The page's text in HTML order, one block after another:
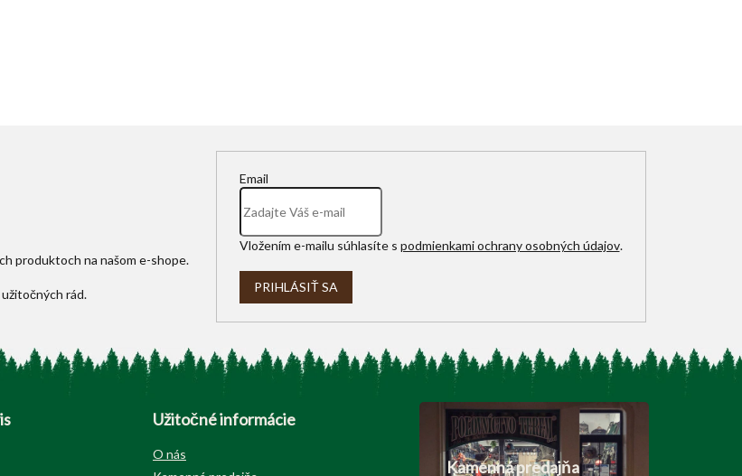
produktoch na našom e-shope.
Email
Vložením e-mailu súhlasíte s podmienkami ochrany osobných údajov.
PRIHLÁSIŤ SA
Užitočné informácie
O nás
Kamenná predajňa